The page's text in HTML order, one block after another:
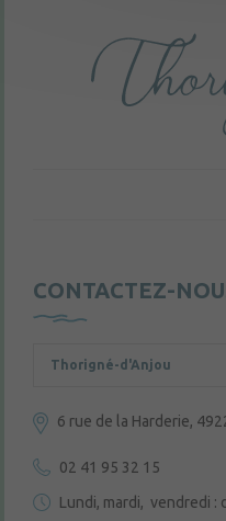
CONTACTEZ-
Thorigné-d'Anjou
6 rue de la Harderie,
02 41 95 32 15
Lundi, mardi, vendredi :